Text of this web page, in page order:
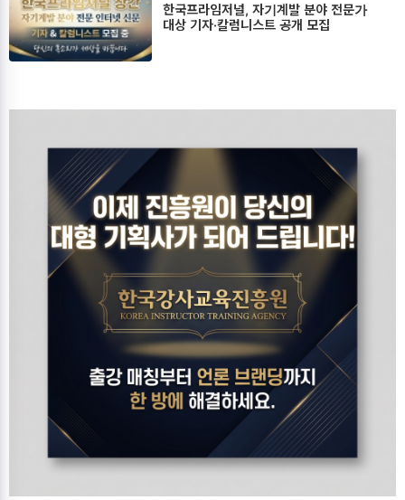
한국프라임저널, 자기계발 분야 전문가
대상 기자·칼럼니스트 공개 모집